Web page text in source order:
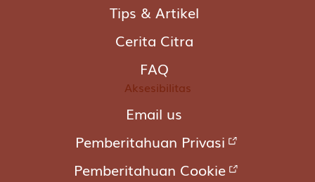
Tips & Artikel
Cerita Citra
FAQ
Aksesibilitas
Email us
Pemberitahuan Privasi
Pemberitahuan Cookie